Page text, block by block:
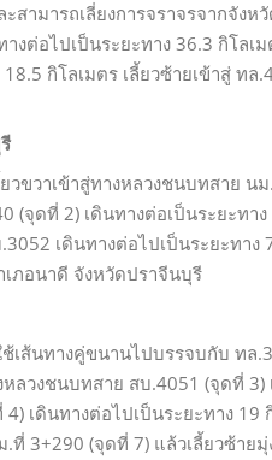
สามารถเลี่ยงการจราจรจากจังห
ต่อไปเป็นระยะทาง 36.3 กิโลเ
กิโลเมตร เลี้ยวซ้ายเข้าสู่ ท
ขวาเข้าสู่ทางหลวงชนบทสาย น
(จุดที่ 2) เดินทางต่อเป็นระยะทา
เดินทางต่อไปเป็นระยะทาง
ภอนาดี จังหวัดปราจีนบุรี
เส้นทางคู่ขนานไปบรรจบกับ ทล
ลวงชนบทสาย สบ.4051 (จุดที่ 3)
เดินทางต่อไปเป็นระยะทาง 19
3+290 (จุดที่ 7) แล้วเลี้ยวซ้าย